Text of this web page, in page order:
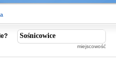
miejscowość